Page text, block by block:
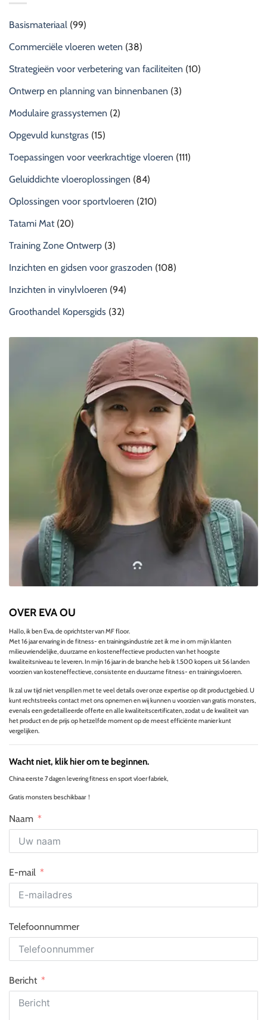
Basismateriaal (99)
Commerciële vloeren weten (38)
Strategieën voor verbetering van faciliteiten (10)
Ontwerp en planning van binnenbanen (3)
Modulaire grassystemen (2)
Opgevuld kunstgras (15)
Toepassingen voor veerkrachtige vloeren (111)
Geluiddichte vloeroplossingen (84)
Oplossingen voor sportvloeren (210)
Tatami Mat(20)
Training Zone Ontwerp (3)
Inzichten en gidsen voor graszoden (108)
Inzichten in vinylvloeren (94)
Groothandel Kopersgids (32)
OVER EVA OU
Hallo, ik ben Eva, de oprichtster van MF floor.
Met 16 jaar ervaring in de fitness- en trainingsindustrie zet ik me in om mijn klanten
milieuvriendelijke, duurzame en kosteneffectieve producten van het hoogste
kwaliteitsniveau te leveren. In mijn 16 jaar in de branche heb ik 1.500 kopers uit 56 landen
voorzien van kosteneffectieve, consistente en duurzame fitness- en trainingsvloeren.
Ik zal uw tijd niet verspillen met te veel details over onze expertise op dit productgebied. U
kunt rechtstreeks contact met ons opnemen en wij kunnen u voorzien van gratis monsters,
evenals een gedetailleerde offerte en alle kwaliteitscertificaten, zodat u de kwaliteit van
het product en de prijs op hetzelfde moment op de meest efficiënte manier kunt
vergelijken.
Wacht niet, klik hier om te beginnen.
China eerste 7 dagen levering fitness en sport vloer fabriek,
Gratis monsters beschikbaar！
Naam
E-mail
Telefoonnummer
Bericht